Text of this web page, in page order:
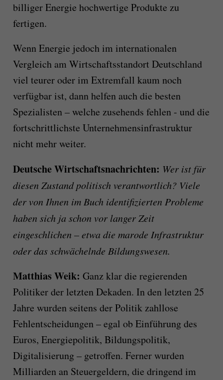
billiger Energie hochwertige Produkte zu
fertigen.
Wenn Energie jedoch im internationalen
Vergleich am Wirtschaftsstandort Deutschland
viel teurer oder im Extremfall kaum noch
verfügbar ist, dann helfen auch die besten
Spezialisten – welche zusehends fehlen - und die
fortschrittlichste Unternehmensinfrastruktur
nicht mehr weiter.
Deutsche Wirtschaftsnachrichten: Wer ist für
diesen Zustand politisch verantwortlich? Viele
der von Ihnen im Buch identifizierten Probleme
haben sich ja schon vor langer Zeit
eingeschlichen – etwa die marode Infrastruktur
oder das schwächelnde Bildungswesen.
Matthias Weik: Ganz klar die regierenden
Politiker der letzten Dekaden. In den letzten 25
Jahre wurden seitens der Politik zahllose
Fehlentscheidungen – egal ob Einführung des
Euros, Energiepolitik, Bildungspolitik,
Digitalisierung – getroffen. Ferner wurden
Milliarden an Steuergeldern, die dringend im